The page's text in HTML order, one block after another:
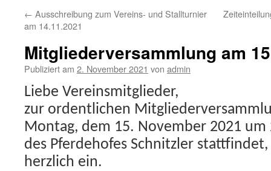
← Ausschreibung zum Vereins- und Stallturnier
am 14.11.2021
Mitgliederversammlung am
Publiziert am 2. November 2021 von admin
Liebe Vereinsmitglieder,
zur ordentlichen
Montag, dem 15. November 2021 um
des Pferdehofes Schnitzler
herzlich ein.